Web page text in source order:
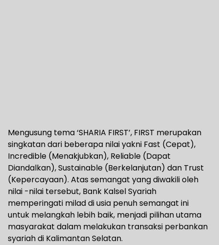
Mengusung tema ‘SHARIA FIRST’, FIRST merupakan
singkatan dari beberapa nilai yakni Fast (Cepat),
Incredible (Menakjubkan), Reliable (Dapat
Diandalkan), Sustainable (Berkelanjutan) dan Trust
(Kepercayaan). Atas semangat yang diwakili oleh
nilai -nilai tersebut, Bank Kalsel Syariah
memperingati milad di usia penuh semangat ini
untuk melangkah lebih baik, menjadi pilihan utama
masyarakat dalam melakukan transaksi perbankan
syariah di Kalimantan Selatan.